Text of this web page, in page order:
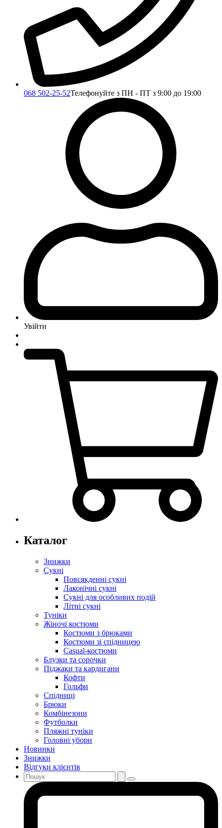
068 502-25-52Телефонуйте з ПН - ПТ з 9:00 до 19:00
Увійти
Каталог
Знижки
Сукні
Повсякденні сукні
Лаконічні сукні
Сукні для особливих подій
Літні сукні
Туніки
Жіночі костюми
Костюми з брюками
Костюми зі спідницею
Casual-костюми
Блузки та сорочки
Піджаки та кардигани
Кофти
Гольфи
Спідниці
Брюки
Комбінезони
Футболки
Пляжні туніки
Головні убори
Новинки
Знижки
Відгуки клієнтів